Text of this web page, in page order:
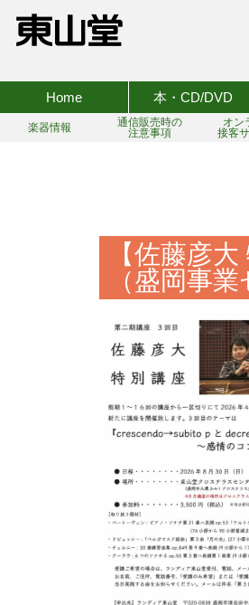
Home 本・CD/DVD
楽器情報
通信販売時の
注意事項
オン
接客
【佐藤彦
（盛岡事